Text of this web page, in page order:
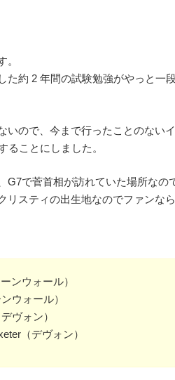
。
た約 2 年間の試験勉強がやっと一
いので、今まで行ったことのない
ることにしました。
G7で菅首相が訪れていた場所なの
リスティの出生地なのでファンな
ンウォール）
ウォール）
ヴォン）
（デヴォン）